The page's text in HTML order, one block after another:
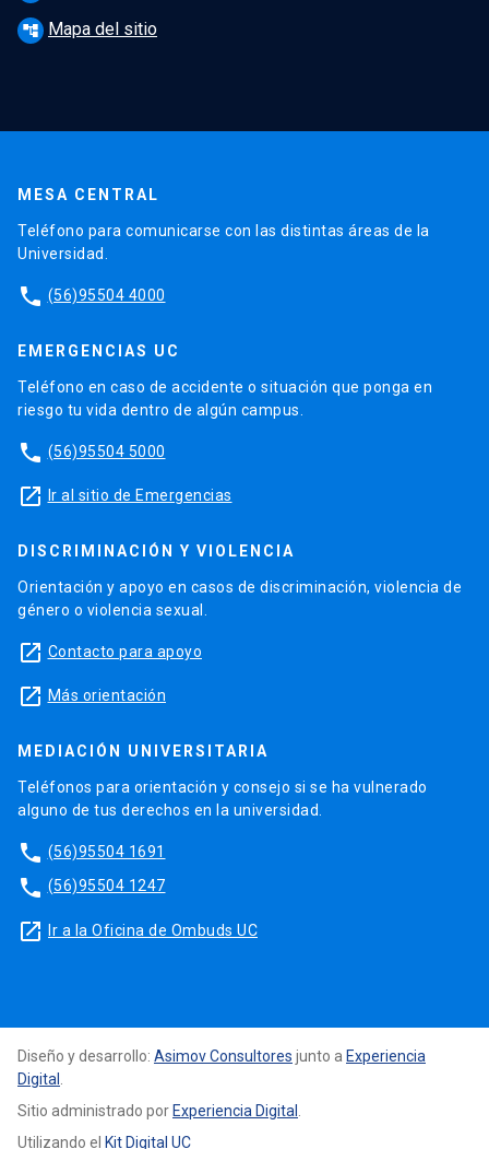
account_tree Mapa del sitio
MESA CENTRAL
Teléfono para comunicarse con las distintas áreas de la
Universidad.
phone (56)95504 4000
EMERGENCIAS UC
Teléfono en caso de accidente o situación que ponga en
riesgo tu vida dentro de algún campus.
phone (56)95504 5000
launch Ir al sitio de Emergencias
DISCRIMINACIÓN Y VIOLENCIA
Orientación y apoyo en casos de discriminación, violencia de
género o violencia sexual.
launch Contacto para apoyo
launch Más orientación
MEDIACIÓN UNIVERSITARIA
Teléfonos para orientación y consejo si se ha vulnerado
alguno de tus derechos en la universidad.
phone (56)95504 1691
phone (56)95504 1247
launch Ir a la Oficina de Ombuds UC
Diseño y desarrollo: Asimov Consultores junto a Experiencia
Digital
Sitio administrado porExperiencia Digital
Utilizando el Kit Digital UC